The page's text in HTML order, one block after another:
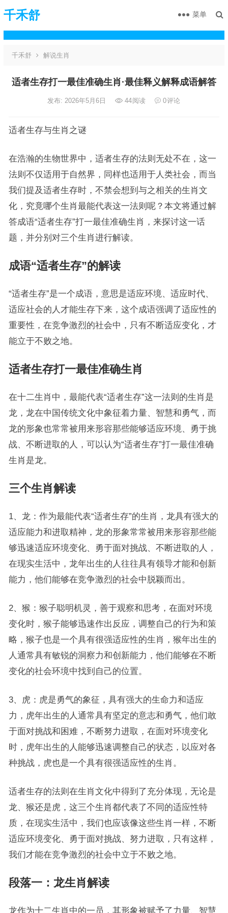
千禾舒 菜单
千禾舒 解说生肖
适者生存打一最佳准确生肖·最佳释义解释成语解答
发布: 2026年5月6日 44阅读 0评论
适者生存与生肖之谜
在浩瀚的生物世界中，适者生存的法则无处不在，这一
法则不仅适用于自然界，同样也适用于人类社会，而当
我们提及适者生存时，不禁会想到与之相关的生肖文
化，究竟哪个生肖最能代表这一法则呢？本文将通过解
答成语“适者生存”打一最佳准确生肖，来探讨这一话
题，并分别对三个生肖进行解读。
成语“适者生存”的解读
“适者生存”是一个成语，意思是适应环境、适应时代、
适应社会的人才能生存下来，这个成语强调了适应性的
重要性，在竞争激烈的社会中，只有不断适应变化，才
能立于不败之地。
适者生存打一最佳准确生肖
在十二生肖中，最能代表“适者生存”这一法则的生肖是
龙，龙在中国传统文化中象征着力量、智慧和勇气，而
龙的形象也常常被用来形容那些能够适应环境、勇于挑
战、不断进取的人，可以认为“适者生存”打一最佳准确
生肖是龙。
三个生肖解读
1、龙：作为最能代表“适者生存”的生肖，龙具有强大的
适应能力和进取精神，龙的形象常常被用来形容那些能
够迅速适应环境变化、勇于面对挑战、不断进取的人，
在现实生活中，龙年出生的人往往具有领导才能和创新
能力，他们能够在竞争激烈的社会中脱颖而出。
2、猴：猴子聪明机灵，善于观察和思考，在面对环境
变化时，猴子能够迅速作出反应，调整自己的行为和策
略，猴子也是一个具有很强适应性的生肖，猴年出生的
人通常具有敏锐的洞察力和创新能力，他们能够在不断
变化的社会环境中找到自己的位置。
3、虎：虎是勇气的象征，具有强大的生命力和适应
力，虎年出生的人通常具有坚定的意志和勇气，他们敢
于面对挑战和困难，不断努力进取，在面对环境变化
时，虎年出生的人能够迅速调整自己的状态，以应对各
种挑战，虎也是一个具有很强适应性的生肖。
适者生存的法则在生肖文化中得到了充分体现，无论是
龙、猴还是虎，这三个生肖都代表了不同的适应性特
质，在现实生活中，我们也应该像这些生肖一样，不断
适应环境变化、勇于面对挑战、努力进取，只有这样，
我们才能在竞争激烈的社会中立于不败之地。
段落一：龙生肖解读
龙作为十二生肖中的一员，其形象被赋予了力量、智慧